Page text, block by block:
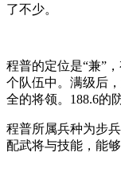
了不少。
程普的定位是“兼”
个队伍中。满级后
全的将领。188.6的
程普所属兵种为步
配武将与技能，能